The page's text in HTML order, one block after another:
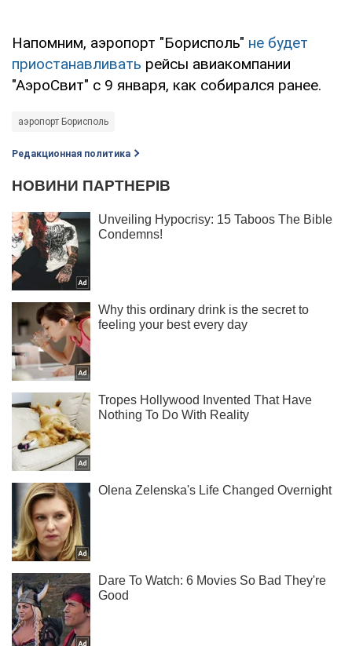
Напомним, аэропорт "Борисполь" не будет
приостанавливать рейсы авиакомпании
"АэроСвит" с 9 января, как собирался ранее.
аэропорт Борисполь
Редакционная политика